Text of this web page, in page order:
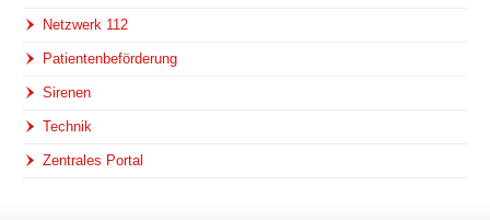
Netzwerk 112
Patientenbeförderung
Sirenen
Technik
Zentrales Portal